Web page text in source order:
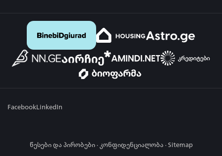
FacebookLinkedIn
წესები და პირობები· კონფიდენციალობა·Sitemap